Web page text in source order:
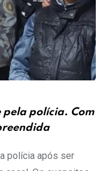
pela polícia. Com
polícia após ser